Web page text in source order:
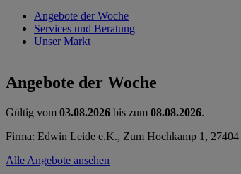
Angebote der Woche
Services und Beratung
Unser Markt
Angebote der Woche
Gültig vom 03.08.2026 bis zum 08.08.2026.
Firma: Edwin Leide e.K., Zum Hochkamp 1, 27404
Alle Angebote ansehen